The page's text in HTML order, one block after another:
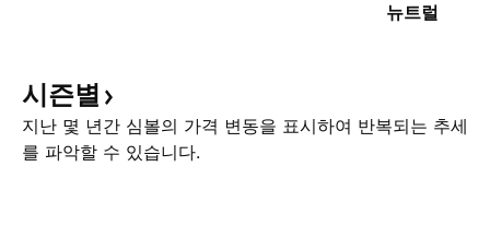
뉴트럴
시즌별
지난 몇 년간 심볼의 가격 변동을 표시하여 반복되는 추세
를 파악할 수 있습니다.